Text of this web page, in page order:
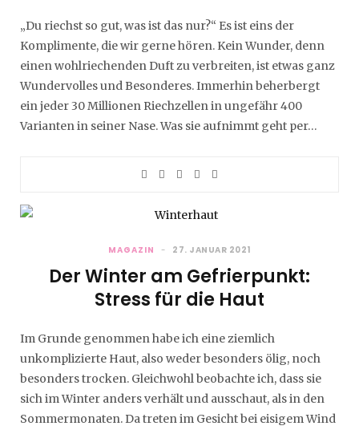
„Du riechst so gut, was ist das nur?“ Es ist eins der
Komplimente, die wir gerne hören. Kein Wunder, denn
einen wohlriechenden Duft zu verbreiten, ist etwas ganz
Wundervolles und Besonderes. Immerhin beherbergt
ein jeder 30 Millionen Riechzellen in ungefähr 400
Varianten in seiner Nase. Was sie aufnimmt geht per…
MAGAZIN 27. JANUAR 2021
Der Winter am Gefrierpunkt:
Stress für die Haut
Im Grunde genommen habe ich eine ziemlich
unkomplizierte Haut, also weder besonders ölig, noch
besonders trocken. Gleichwohl beobachte ich, dass sie
sich im Winter anders verhält und ausschaut, als in den
Sommermonaten. Da treten im Gesicht bei eisigem Wind